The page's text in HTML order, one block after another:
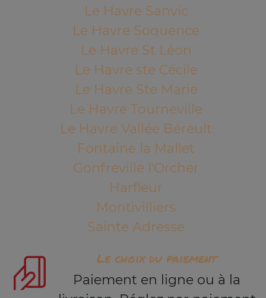
Le Havre Sanvic
Le Havre Soquence
Le Havre St Léon
Le Havre ste Cécile
Le Havre Ste Marie
Le Havre Tourneville
Le Havre Vallée Béreult
Fontaine la Mallet
Gonfreville l'Orcher
Harfleur
Montivilliers
Sainte Adresse
Le choix du paiement
Paiement en ligne ou à la